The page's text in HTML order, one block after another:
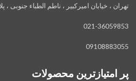
تهران ، خیابان امیرکبیر ، ناطم الطباء جنوبی ، پلاک
021-36059853
09108883055
پر امتیازترین محصولات